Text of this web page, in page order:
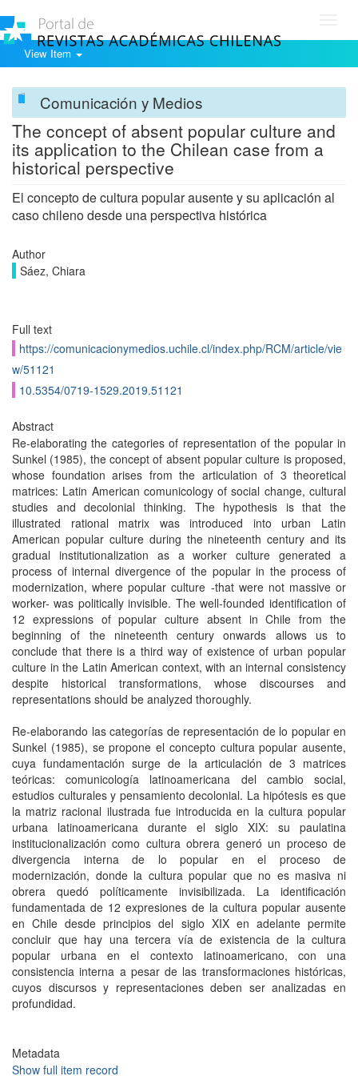
View Item
Comunicación y Medios
The concept of absent popular culture and
its application to the Chilean case from a
historical perspective
El concepto de cultura popular ausente y su aplicación al
caso chileno desde una perspectiva histórica
Author
Sáez, Chiara
Full text
https://comunicacionymedios.uchile.cl/index.php/RCM/article/vie
w/51121
10.5354/0719-1529.2019.51121
Abstract
Re-elaborating the categories of representation of the popular in
Sunkel (1985), the concept of absent popular culture is proposed,
whose foundation arises from the articulation of 3 theoretical
matrices: Latin American comunicology of social change, cultural
studies and decolonial thinking. The hypothesis is that the
illustrated rational matrix was introduced into urban Latin
American popular culture during the nineteenth century and its
gradual institutionalization as a worker culture generated a
process of internal divergence of the popular in the process of
modernization, where popular culture -that were not massive or
worker- was politically invisible. The well-founded identification of
12 expressions of popular culture absent in Chile from the
beginning of the nineteenth century onwards allows us to
conclude that there is a third way of existence of urban popular
culture in the Latin American context, with an internal consistency
despite historical transformations, whose discourses and
representations should be analyzed thoroughly.
Re-elaborando las categorías de representación de lo popular en
Sunkel (1985), se propone el concepto cultura popular ausente,
cuya fundamentación surge de la articulación de 3 matrices
teóricas: comunicología latinoamericana del cambio social,
estudios culturales y pensamiento decolonial. La hipótesis es que
la matriz racional ilustrada fue introducida en la cultura popular
urbana latinoamericana durante el siglo XIX: su paulatina
institucionalización como cultura obrera generó un proceso de
divergencia interna de lo popular en el proceso de
modernización, donde la cultura popular que no es masiva ni
obrera quedó políticamente invisibilizada. La identificación
fundamentada de 12 expresiones de la cultura popular ausente
en Chile desde principios del siglo XIX en adelante permite
concluir que hay una tercera vía de existencia de la cultura
popular urbana en el contexto latinoamericano, con una
consistencia interna a pesar de las transformaciones históricas,
cuyos discursos y representaciones deben ser analizadas en
profundidad.
Metadata
Show full item record